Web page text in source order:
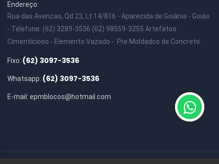
Endereço:
Rua das Avencas, Qd 23, Lt 14/816 - Aparecida de Goiânia - Goiás
- Telefone: (62) 3289-3536 (62) 98559-3255 Artefatos
Cimentícioso - Elemento Vazado - Pre Moldados de Concreto.
Fixo: (62) 3097-3536
Whatsapp: (62) 3097-3536
E-mail: epmblocos@hotmail.com